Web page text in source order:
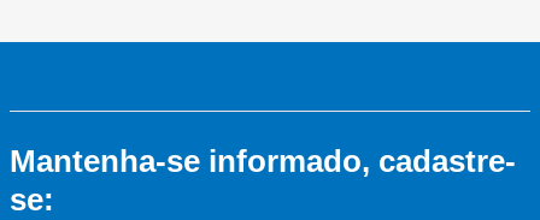
Mantenha-se informado, cadastre-
se: